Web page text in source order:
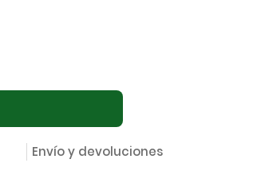
Envío y devoluciones